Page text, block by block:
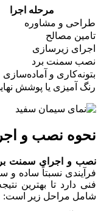
مرحله اجرا
طراحی و مشاوره
تامین مصالح
اجرای زیرسازی
نصب سمنت برد
بتونه‌کاری و آماده‌سازی
رنگ آمیزی یا پوشش
نحوه نصب و
نصب و اجرای سمنت
فرآیندی نسبتاً ساده و
فنی دارد تا بهترین
شامل مراحل زیر است: